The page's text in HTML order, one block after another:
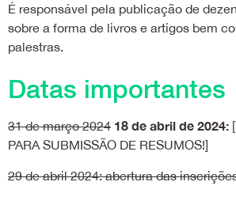
É responsável pela publicação de
sobre a forma de livros e artigos bem
palestras.
Datas importantes
31 de março 2024 18 de abril de 2024:
PARA SUBMISSÃO DE RESUMOS!]
29 de abril 2024: abertura das